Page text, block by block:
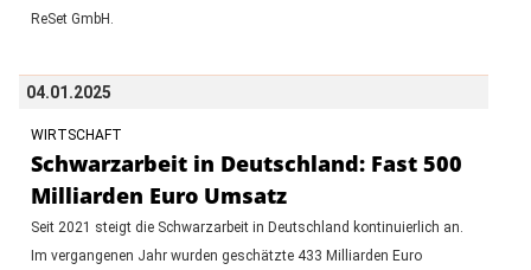
ReSet GmbH.
04.01.2025
WIRTSCHAFT
Schwarzarbeit in Deutschland: Fast 500
Milliarden Euro Umsatz
Seit 2021 steigt die Schwarzarbeit in Deutschland kontinuierlich an.
Im vergangenen Jahr wurden geschätzte 433 Milliarden Euro